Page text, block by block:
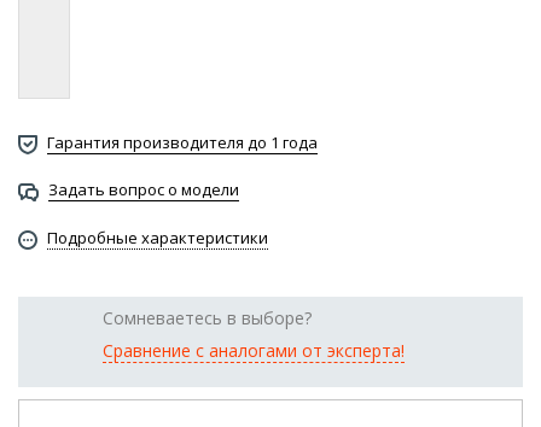
Гарантия производителя до 1 года
Задать вопрос о модели
Подробные характеристики
Сомневаетесь в выборе?
Сравнение с аналогами от эксперта!